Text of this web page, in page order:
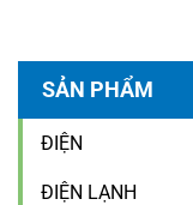
SẢN PHẨM
ĐIỆN
ĐIỆN LẠNH